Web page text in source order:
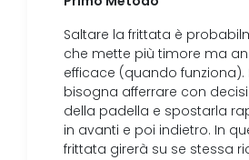
Saltare la frittata è
che mette più timore ma
efficace (quando funziona).
bisogna afferrare con
della padella e spostarla
in avanti e poi indietro. In
frittata girerà su se stessa